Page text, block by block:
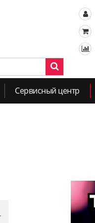
Сервисный центр